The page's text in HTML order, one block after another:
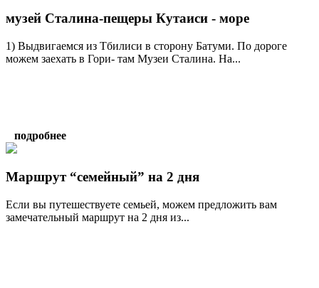
музей Сталина-пещеры Кутаиси - море
1) Выдвигаемся из Тбилиси в сторону Батуми. По дороге
можем заехать в Гори- там Музеи Сталина. На...
подробнее
Маршрут “семейный” на 2 дня
Если вы путешествуете семьей, можем предложить вам
замечательный маршрут на 2 дня из...